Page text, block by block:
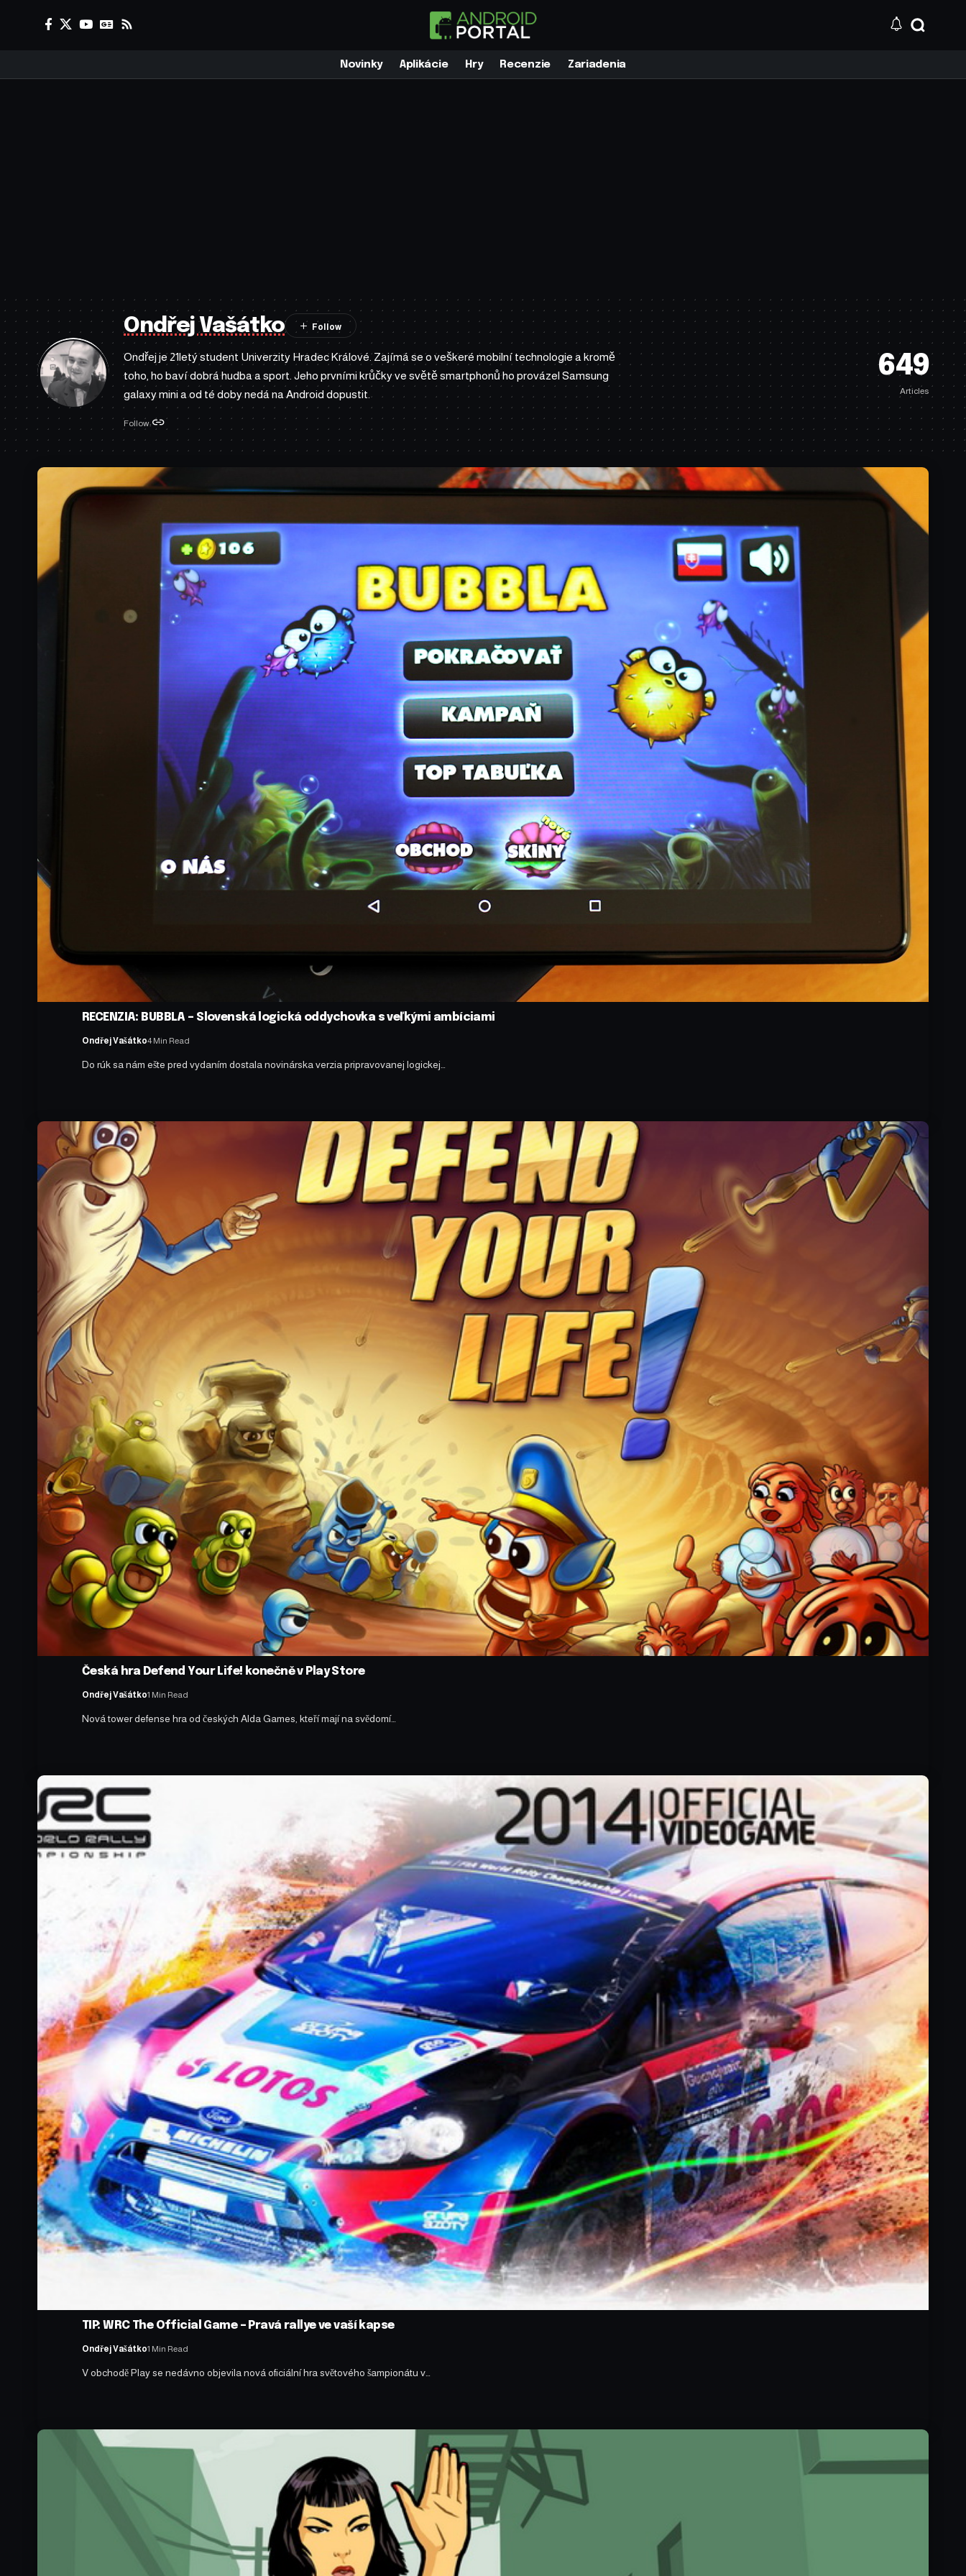
Novinky Aplikácie Hry Recenzie Zariadenia
Ondřej Vašátko
Ondřej je 21letý student Univerzity Hradec Králové. Zajímá se o veškeré mobilní technologie a kromě
toho, ho baví dobrá hudba a sport. Jeho prvními krůčky ve světě smartphonů ho provázel Samsung
galaxy mini a od té doby nedá na Android dopustit.
Follow:
649
Articles
RECENZIA: BUBBLA – Slovenská logická oddychovka s veľkými ambíciami
Ondřej Vašátko4 Min Read
Do rúk sa nám ešte pred vydaním dostala novinárska verzia pripravovanej logickej…
Česká hra Defend Your Life! konečně v Play Store
Ondřej Vašátko1 Min Read
Nová tower defense hra od českých Alda Games, kteří mají na svědomí…
TIP: WRC The Official Game – Pravá rallye ve vaší kapse
Ondřej Vašátko1 Min Read
V obchodě Play se nedávno objevila nová oficiální hra světového šampionátu v…